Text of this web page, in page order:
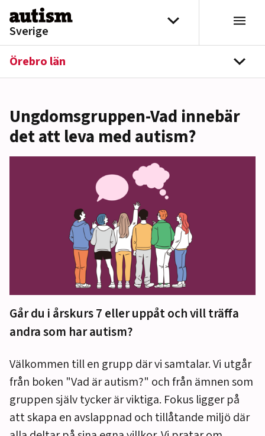
Hoppa till innehåll
Sverige
Välj distrikt
Örebro län
Ungdomsgruppen-Vad innebär
det att leva med autism?
Går du i årskurs 7 eller uppåt och vill träffa
andra som har autism?
Välkommen till en grupp där vi samtalar. Vi utgår
från boken "Vad är autism?" och från ämnen som
gruppen själv tycker är viktiga. Fokus ligger på
att skapa en avslappnad och tillåtande miljö där